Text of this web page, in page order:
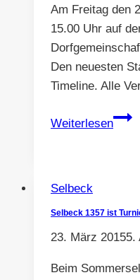
Am Freitag den
15.00 Uhr auf
Den neuesten
Timeline. Alle
Weiterlesen
Selbeck
Selbeck 1357 ist
23. März 20155.
Beim